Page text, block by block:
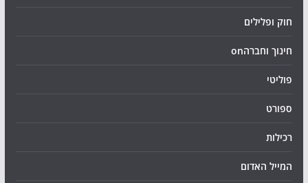
חוק ופלילים
חינוך וחברהon
פוליטי
ספורט
רכילות
המייל האדום